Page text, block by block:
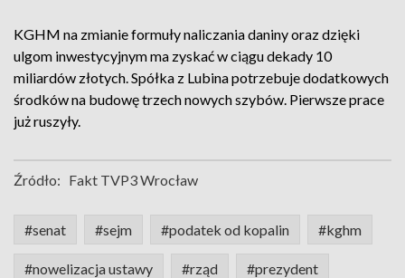
KGHM na zmianie formuły naliczania daniny oraz dzięki
ulgom inwestycyjnym ma zyskać w ciągu dekady 10
miliardów złotych. Spółka z Lubina potrzebuje dodatkowych
środków na budowę trzech nowych szybów. Pierwsze prace
już ruszyły.
Źródło: Fakt TVP3 Wrocław
#senat #sejm #podatek od kopalin #kghm
#nowelizacja ustawy #rząd #prezydent